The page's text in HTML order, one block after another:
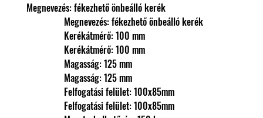
Megnevezés: fékezhető önbeálló kerék
                Megnevezés: fékezhető önbeálló kerék
                Kerékátmérő: 100 mm
                Kerékátmérő: 100 mm
                Magasság: 125 mm
                Magasság: 125 mm
                Felfogatási felület: 100x85mm
                Felfogatási felület: 100x85mm